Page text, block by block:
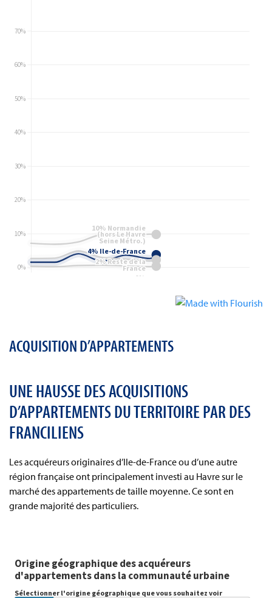
ACQUISITION D’APPARTEMENTS
UNE HAUSSE DES ACQUISITIONS
D’APPARTEMENTS DU TERRITOIRE PAR DES
FRANCILIENS
Les acquéreurs originaires d’Ile-de-France ou d’une autre
région française ont principalement investi au Havre sur le
marché des appartements de taille moyenne. Ce sont en
grande majorité des particuliers.